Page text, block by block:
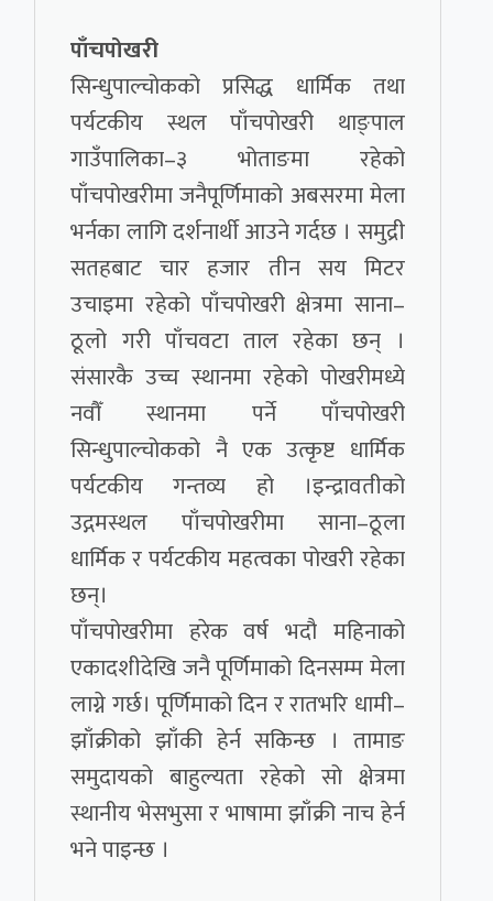
पाँचपोखरी
सिन्धुपाल्चोकको प्रसिद्ध धार्मिक तथा
पर्यटकीय स्थल पाँचपोखरी थाङ्पाल
गाउँपालिका–३ भोताङमा रहेको
पाँचपोखरीमा जनैपूर्णिमाको अबसरमा मेला
भर्नका लागि दर्शनार्थी आउने गर्दछ । समुद्री
सतहबाट चार हजार तीन सय मिटर
उचाइमा रहेको पाँचपोखरी क्षेत्रमा साना–
ठूलो गरी पाँचवटा ताल रहेका छन् ।
संसारकै उच्च स्थानमा रहेको पोखरीमध्ये
नवौँ स्थानमा पर्ने पाँचपोखरी
सिन्धुपाल्चोकको नै एक उत्कृष्ट धार्मिक
पर्यटकीय गन्तव्य हो ।इन्द्रावतीको
उद्गमस्थल पाँचपोखरीमा साना–ठूला
धार्मिक र पर्यटकीय महत्वका पोखरी रहेका
छन्।
पाँचपोखरीमा हरेक वर्ष भदौ महिनाको
एकादशीदेखि जनै पूर्णिमाको दिनसम्म मेला
लाग्ने गर्छ। पूर्णिमाको दिन र रातभरि धामी–
झाँक्रीको झाँकी हेर्न सकिन्छ । तामाङ
समुदायको बाहुल्यता रहेको सो क्षेत्रमा
स्थानीय भेसभुसा र भाषामा झाँक्री नाच हेर्न
भने पाइन्छ ।